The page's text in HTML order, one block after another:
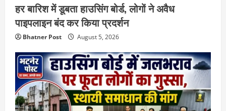
हर बारिश में डूबता हाउसिंग बोर्ड, लोगों ने अवैध
पाइपलाइन बंद कर किया प्रदर्शन
Bhatner Post August 5, 2026